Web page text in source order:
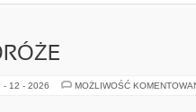
- 12 - 2026 MOŻLIWOŚĆ